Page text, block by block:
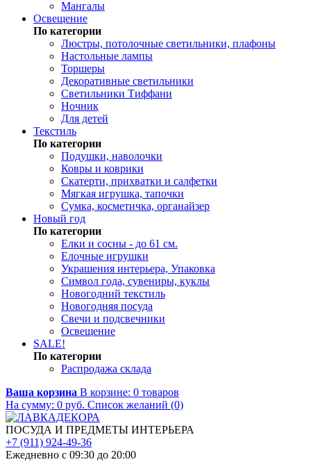
Мангалы
Освещение
По категории
Люстры, потолочные светильники, плафоны
Настольные лампы
Торшеры
Декоративные светильники
Светильники Тиффани
Ночник
Для детей
Текстиль
По категории
Подушки, наволочки
Ковры и коврики
Скатерти, прихватки и салфетки
Мягкая игрушка, тапочки
Сумка, косметичка, органайзер
Новый год
По категории
Елки и сосны - до 61 см.
Елочные игрушки
Украшения интерьера, Упаковка
Символ года, сувениры, куклы
Новогодний текстиль
Новогодняя посуда
Свечи и подсвечники
Освещение
SALE!
По категории
Распродажа склада
Ваша корзина В корзине: 0 товаров
На сумму: 0 руб. Список желаний (0)
ПОСУДА И ПРЕДМЕТЫ ИНТЕРЬЕРА
+7 (911) 924-49-36
Ежедневно с 09:30 до 20:00